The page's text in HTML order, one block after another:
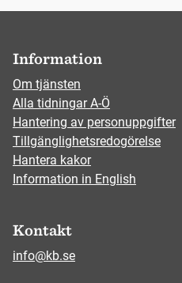
Information
Om tjänsten
Alla tidningar A-Ö
Hantering av personuppgifter
Tillgänglighetsredogörelse
Hantera kakor
Information in English
Kontakt
info@kb.se